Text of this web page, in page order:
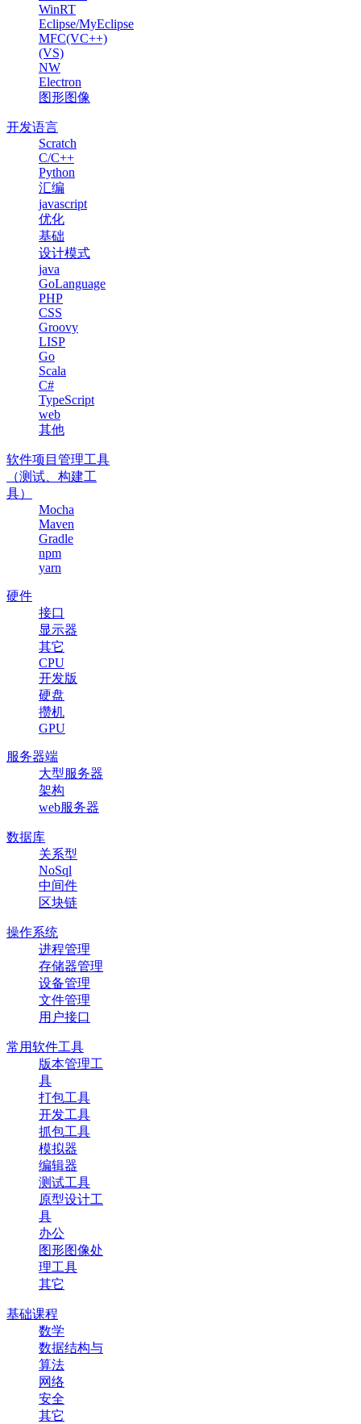
WinRT
Eclipse/MyEclipse
MFC(VC++)
(VS)
NW
Electron
图形图像
开发语言
Scratch
C/C++
Python
汇编
javascript
优化
基础
设计模式
java
GoLanguage
PHP
CSS
Groovy
LISP
Go
Scala
C#
TypeScript
web
其他
软件项目管理工具
（测试、构建工
具）
Mocha
Maven
Gradle
npm
yarn
硬件
接口
显示器
其它
CPU
开发版
硬盘
攒机
GPU
服务器端
大型服务器
架构
web服务器
数据库
关系型
NoSql
中间件
区块链
操作系统
进程管理
存储器管理
设备管理
文件管理
用户接口
常用软件工具
版本管理工
具
打包工具
开发工具
抓包工具
模拟器
编辑器
测试工具
原型设计工
具
办公
图形图像处
理工具
其它
基础课程
数学
数据结构与
算法
网络
安全
其它